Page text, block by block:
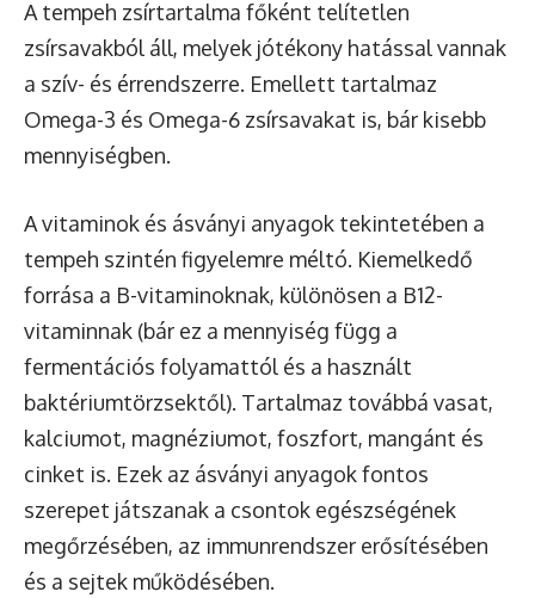
A tempeh zsírtartalma főként telítetlen
zsírsavakból áll, melyek jótékony hatással vannak
a szív- és érrendszerre. Emellett tartalmaz
Omega-3 és Omega-6 zsírsavakat is, bár kisebb
mennyiségben.
A vitaminok és ásványi anyagok tekintetében a
tempeh szintén figyelemre méltó. Kiemelkedő
forrása a B-vitaminoknak, különösen a B12-
vitaminnak (bár ez a mennyiség függ a
fermentációs folyamattól és a használt
baktériumtörzsektől). Tartalmaz továbbá vasat,
kalciumot, magnéziumot, foszfort, mangánt és
cinket is. Ezek az ásványi anyagok fontos
szerepet játszanak a csontok egészségének
megőrzésében, az immunrendszer erősítésében
és a sejtek működésében.